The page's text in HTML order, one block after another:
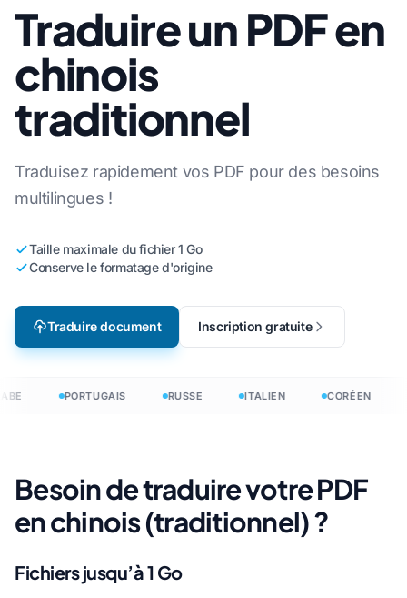
Traduire un PDF en
chinois
traditionnel
Traduisez rapidement vos PDF pour des besoins
multilingues !
Taille maximale du fichier 1 Go
Conserve le formatage d'origine
Traduire document Inscription gratuite
PORTUGAIS RUSSE ITALIEN CORÉEN
Besoin de traduire votre PDF
en chinois (traditionnel) ?
Fichiers jusqu’à 1 Go